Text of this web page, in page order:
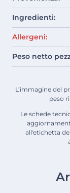
Ingredienti:
Allergeni:
Peso netto
L’immagine del
peso
Le schede
all'etichetta